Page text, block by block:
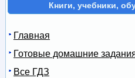
Книги, учебники,
Главная
Готовые домашние
Все ГДЗ